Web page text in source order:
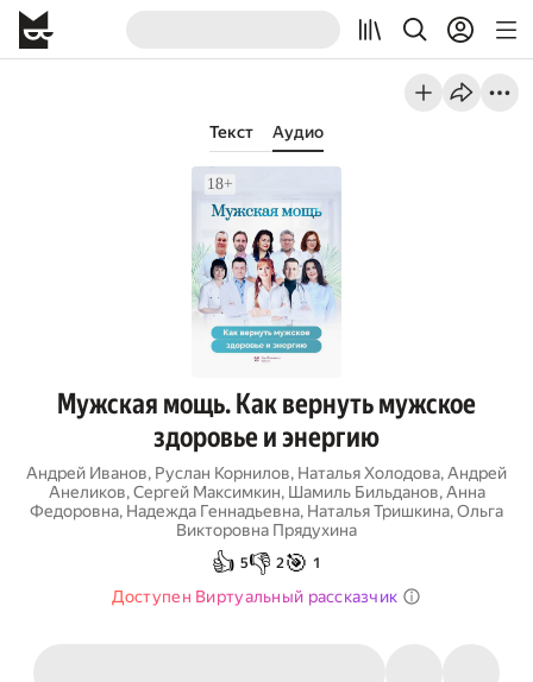
Текст Аудио
Мужская мощь. Как вернуть мужское
здоровье и энергию
Андрей Иванов, Руслан Корнилов, Наталья Холодова,Андрей
Анеликов,Сергей Максимкин, Шамиль Бильданов,Анна
Федоровна, Надежда Геннадьевна, Наталья Тришкина,Ольга
Викторовна Прядухина
👍 5👎 2 🎯 1
Доступен Виртуальный рассказчик